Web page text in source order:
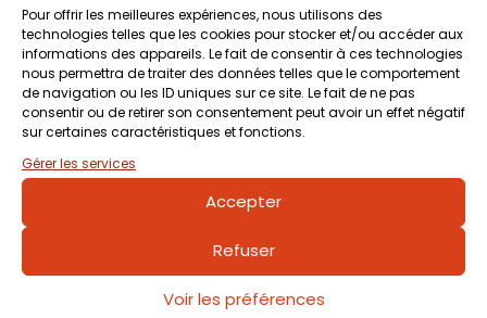
Pour offrir les meilleures expériences, nous utilisons des
technologies telles que les cookies pour stocker et/ou accéder aux
informations des appareils. Le fait de consentir à ces technologies
nous permettra de traiter des données telles que le comportement
de navigation ou les ID uniques sur ce site. Le fait de ne pas
consentir ou de retirer son consentement peut avoir un effet négatif
sur certaines caractéristiques et fonctions.
Gérer les services
Accepter
Refuser
Voir les préférences
faisiez confiance aux familles qui ont déjà fêté un
anniversaire au zoo ! La formule «Anniv’ Privilège : Drôles
d’Animaux» est l’activité la plus plébiscitée, idéale pour les
tout-petits comme les plus grands. Les enfants auront la
chance de nourrir et doucher les tortues géantes, les
coatis ou encore les binturongs. Une expérience immersive,
amusante et mémorable !
Votre avis sur
Fêter son anniversaire au Zoo de